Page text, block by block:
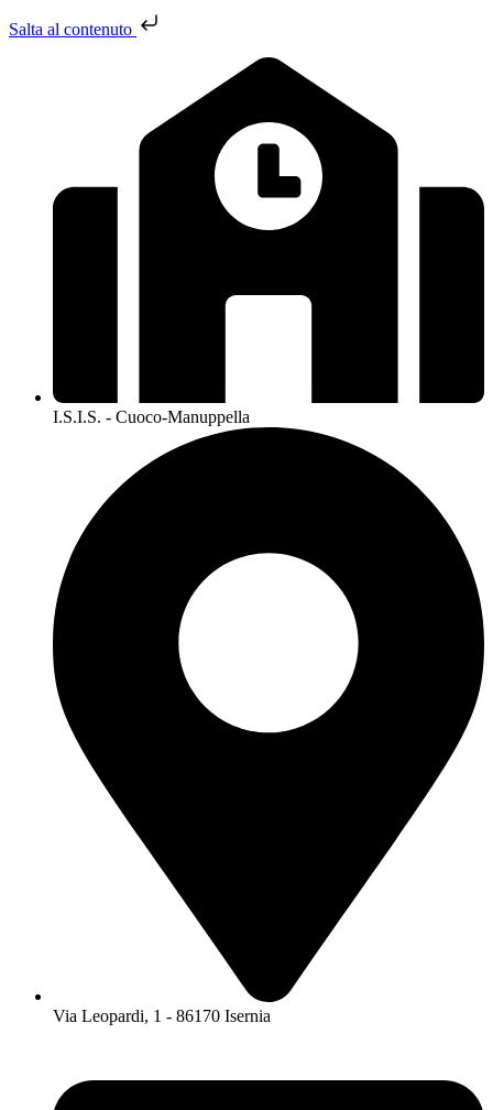
Salta al contenuto
I.S.I.S. - Cuoco-Manuppella
Via Leopardi, 1 - 86170 Isernia